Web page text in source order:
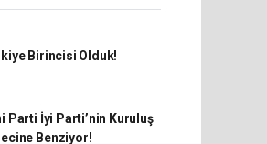
Birincisi Olduk!
Parti İyi Parti’nin Kuruluş
Benziyor!